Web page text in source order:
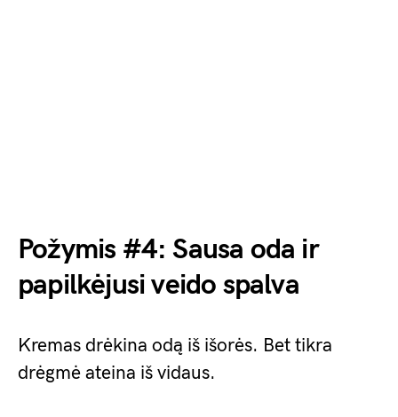
Požymis #4: Sausa oda ir
papilkėjusi veido spalva
Kremas drėkina odą iš išorės. Bet tikra
drėgmė ateina iš vidaus.